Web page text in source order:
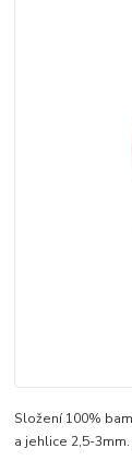
Složení 100%
a jehlice 2,5-3mm.